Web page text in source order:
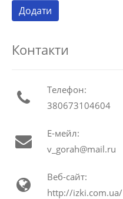
Контакти
Телефон:
380673104604
Е-мейл:
v_gorah@mail.ru
Веб-сайт:
http://izki.com.ua/